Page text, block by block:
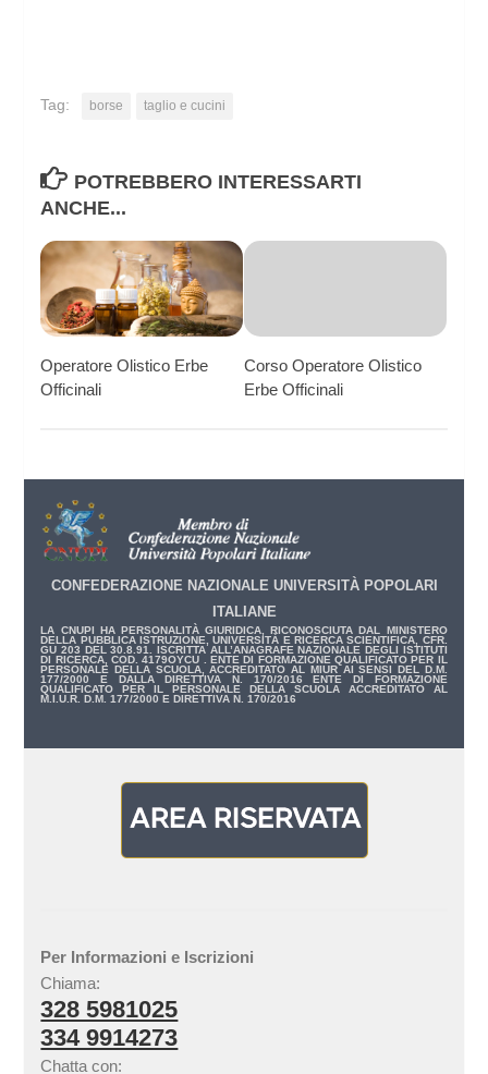
Tag: borse taglio e cucini
POTREBBERO INTERESSARTI
ANCHE...
Operatore Olistico Erbe
Officinali
Corso Operatore Olistico
Erbe Officinali
CONFEDERAZIONE NAZIONALE UNIVERSITÀ POPOLARI
ITALIANE
LA CNUPI HA PERSONALITÀ GIURIDICA, RICONOSCIUTA DAL MINISTERO
DELLA PUBBLICA ISTRUZIONE, UNIVERSITÀ E RICERCA SCIENTIFICA, CFR.
GU 203 DEL 30.8.91. ISCRITTA ALL’ANAGRAFE NAZIONALE DEGLI ISTITUTI
DI RICERCA, COD. 4179OYCU . ENTE DI FORMAZIONE QUALIFICATO PER IL
PERSONALE DELLA SCUOLA, ACCREDITATO AL MIUR AI SENSI DEL D.M.
177/2000 E DALLA DIRETTIVA N. 170/2016 ENTE DI FORMAZIONE
QUALIFICATO PER IL PERSONALE DELLA SCUOLA ACCREDITATO AL
M.I.U.R. D.M. 177/2000 E DIRETTIVA N. 170/2016
Per Informazioni e Iscrizioni
Chiama:
328 5981025
334 9914273
Chatta con: